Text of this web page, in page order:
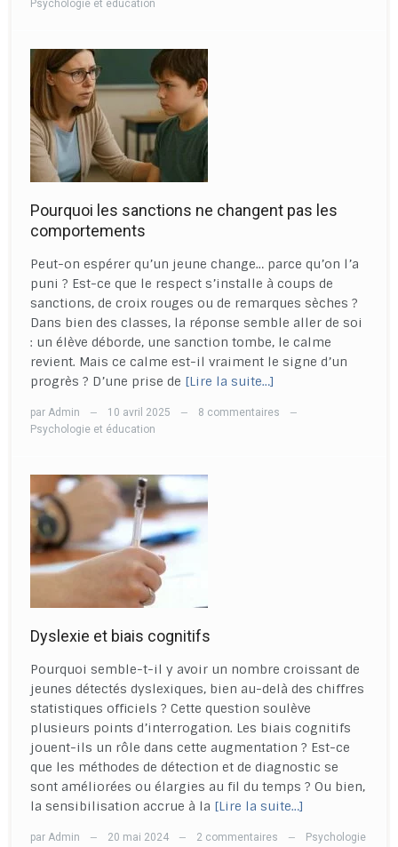
Psychologie et éducation
Pourquoi les sanctions ne changent pas les
comportements
Peut-on espérer qu’un jeune change… parce qu’on l’a
puni ? Est-ce que le respect s’installe à coups de
sanctions, de croix rouges ou de remarques sèches ?
Dans bien des classes, la réponse semble aller de soi
: un élève déborde, une sanction tombe, le calme
revient. Mais ce calme est-il vraiment le signe d’un
progrès ? D’une prise de [Lire la suite…]
par Admin — 10 avril 2025 — 8 commentaires —
Psychologie et éducation
Dyslexie et biais cognitifs
Pourquoi semble-t-il y avoir un nombre croissant de
jeunes détectés dyslexiques, bien au-delà des chiffres
statistiques officiels ? Cette question soulève
plusieurs points d’interrogation. Les biais cognitifs
jouent-ils un rôle dans cette augmentation ? Est-ce
que les méthodes de détection et de diagnostic se
sont améliorées ou élargies au fil du temps ? Ou bien,
la sensibilisation accrue à la [Lire la suite…]
par Admin — 20 mai 2024 — 2 commentaires —
Psychologie